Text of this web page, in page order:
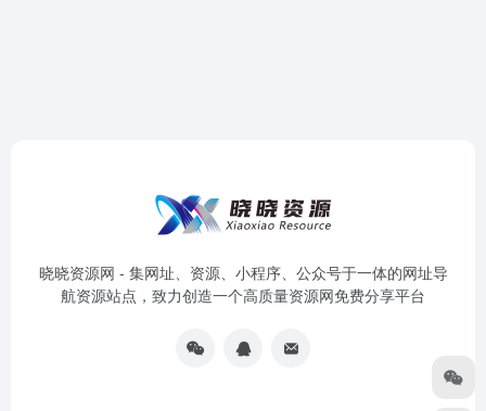
晓晓资源网 - 集网址、资源、小程序、公众号于一体的网址导
航资源站点，致力创造一个高质量资源网免费分享平台